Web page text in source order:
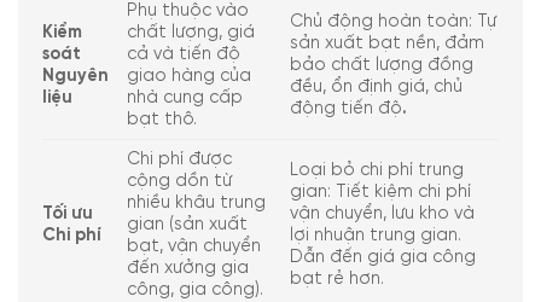
Kiểm
soát
Nguyên
liệu
Phụ thuộc vào
chất lượng, giá
cả và tiến độ
giao hàng của
nhà cung cấp
bạt thô.
Chủ động hoàn toàn: Tự
sản xuất bạt nền, đảm
bảo chất lượng đồng
đều, ổn định giá, chủ
động tiến độ.
Tối ưu
Chi phí
Chi phí được
cộng dồn từ
nhiều khâu trung
gian (sản xuất
bạt, vận chuyển
đến xưởng gia
công, gia công).
Loại bỏ chi phí trung
gian: Tiết kiệm chi phí
vận chuyển, lưu kho và
lợi nhuận trung gian.
Dẫn đến giá gia công
bạt rẻ hơn.